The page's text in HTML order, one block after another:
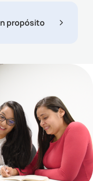
propósito